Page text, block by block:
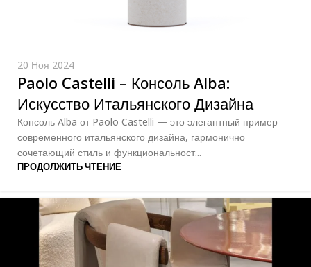
20 Ноя 2024
Paolo Castelli – Консоль Alba:
Искусство Итальянского Дизайна
Консоль Alba от Paolo Castelli — это элегантный пример
современного итальянского дизайна, гармонично
сочетающий стиль и функциональност...
ПРОДОЛЖИТЬ ЧТЕНИЕ